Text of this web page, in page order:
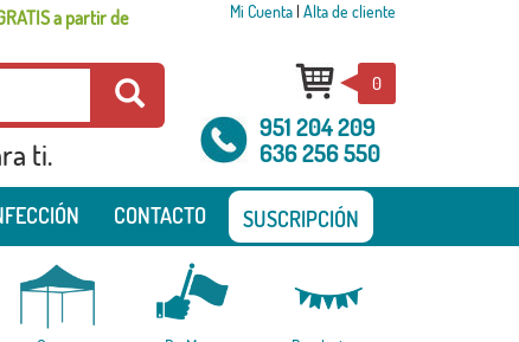
a partir de
Mi Cuenta| Alta de cliente
ti.
0
951 204 209
636 256 550
CONTACTO SUSCRIPCIÓN